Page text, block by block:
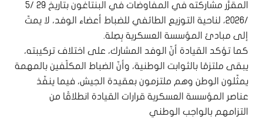
المقرَّر مشاركته في المفاوضات في البنتاغون بتاريخ 29 /5
/2026، لناحية التوزيع الطائفي للضباط أعضاء الوفد، لا يمتّ
إلى مبادئ المؤسسة العسكرية بِصِلة.
كما تؤكد القيادة أنّ الوفد المشارك، على اختلاف تركيبته،
يبقى ملتزمًا بالثوابت الوطنية، وأنّ الضباط المكلّفين بالمهمة
يمثّلون الوطن وهم ملتزمون بعقيدة الجيش، فيما ينفّذ
عناصر المؤسسة العسكرية قرارات القيادة انطلاقًا من
التزامهم بالواجب الوطني